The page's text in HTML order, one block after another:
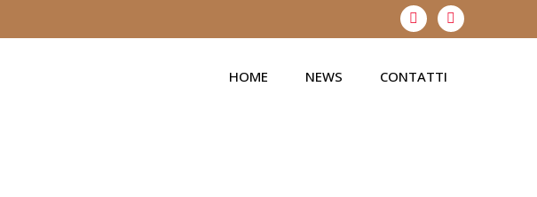
HOME NEWS CONTATTI